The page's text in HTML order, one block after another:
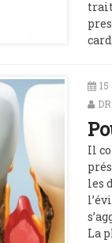
15
Il
les
La